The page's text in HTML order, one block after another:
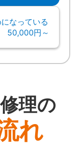
なっている
50,000円～
理の
れ